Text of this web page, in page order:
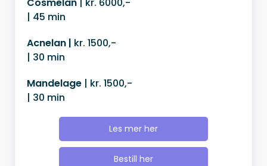
Cosmelan | kr. 6000,-
| 45 min
Acnelan | kr. 1500,-
| 30 min
Mandelage | kr. 1500,-
| 30 min
Les mer her
Bestill her